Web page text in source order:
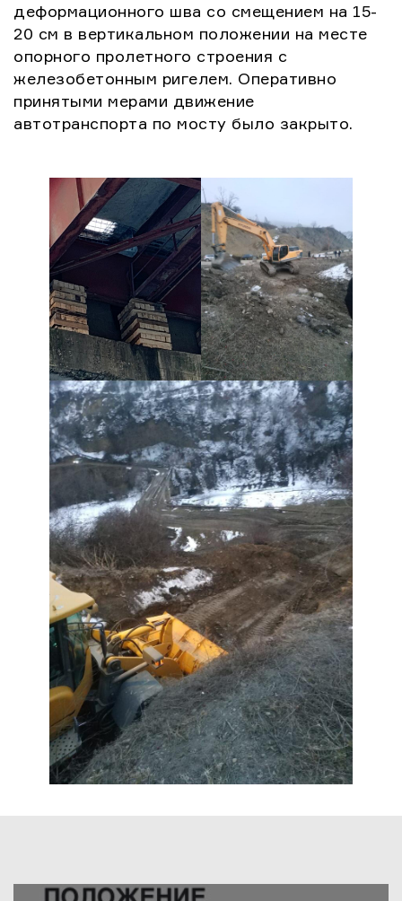
деформационного шва со смещением на 15-
20 см в вертикальном положении на месте
опорного пролетного строения с
железобетонным ригелем. Оперативно
принятыми мерами движение
автотранспорта по мосту было закрыто.